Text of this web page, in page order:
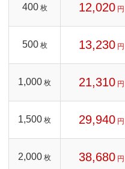
400 枚 12,020 円
500 枚 13,230 円
1,000 枚 21,310 円
1,500 枚 29,940 円
2,000 枚 38,680 円